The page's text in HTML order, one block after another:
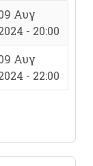
Αυγ
- 20:00
Αυγ
- 22:00